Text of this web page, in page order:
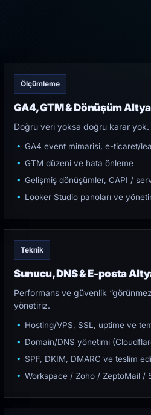
Ölçümleme
GA4, GTM & Dönüşüm
Doğru veri yoksa doğru karar
GA4 event mimarisi, e-ticaret/
GTM düzeni ve hata önleme
Gelişmiş dönüşümler, CAPI /
Looker Studio panoları ve
Teknik
Sunucu, DNS & E-posta
Performans ve güvenlik
yönetiriz.
Hosting/VPS, SSL, uptime ve
Domain/DNS yönetimi
SPF, DKIM, DMARC ve teslim
Workspace / Zoho / ZeptoMail /